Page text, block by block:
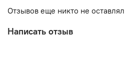
веганов. Производится
возобновляемых источников
Расслабляющий аромат
Отзывов еще никто не оставлял
Написать отзыв